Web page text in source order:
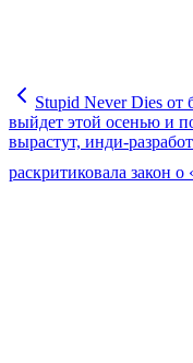
Stupid Never Dies
выйдет этой осенью и
вырастут, инди-
раскритиковала закон